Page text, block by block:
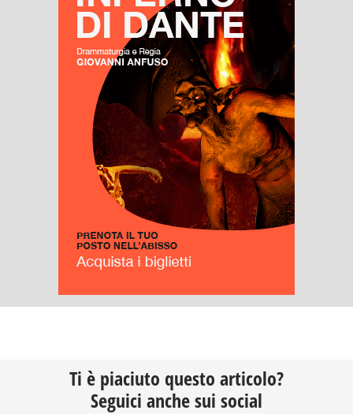
Ti è piaciuto questo articolo?
Seguici anche sui social